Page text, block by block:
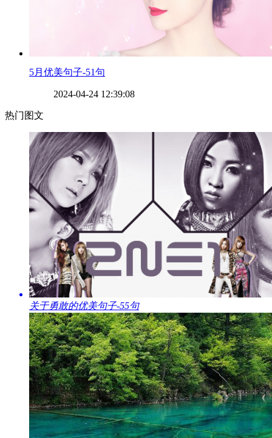
​5月优美句子-51句
2024-04-24 12:39:08
热门图文
​关于勇敢的优美句子-55句